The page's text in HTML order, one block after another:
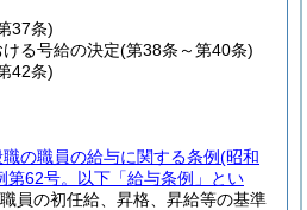
37条)
る号給の決定(第38条～第40条)
42条)
の職員の給与に関する条例(昭和
第62号。以下「給与条例」とい
員の初任給、昇格、昇給等の基準